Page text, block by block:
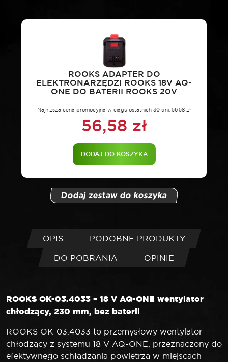
mm
ROOKS ADAPTER DO
ELEKTRONARZĘDZI ROOKS 18V AQ-
ONE DO BATERII ROOKS 20V
Najniższa cena promocyjna w ciągu ostatnich 30 dni: 56,58 zł
56,58 zł
DODAJ DO KOSZYKA
Dodaj zestaw do koszyka
OPIS
PODOBNE PRODUKTY
DO POBRANIA
OPINIE
ROOKS OK-03.4033 – 18 V AQ-ONE wentylator
chłodzący, 230 mm, bez baterii
ROOKS OK-03.4033 to przemysłowy wentylator
chłodzący z systemu 18 V AQ-ONE, przeznaczony do
efektywnego schładzania powietrza w miejscach